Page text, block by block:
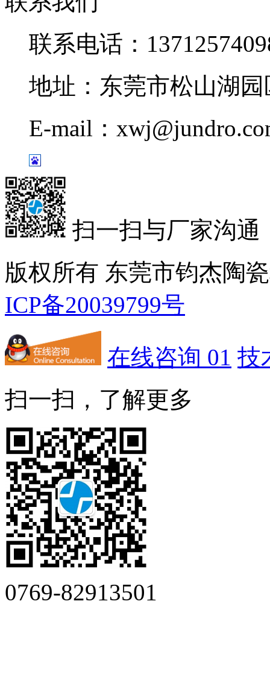
联系电话：
地址：东莞市松山湖
E-mail：
扫一扫与厂家沟通
版权所有 东莞市钧杰
ICP备20039799号
在线咨询 01 技
扫一扫，了解更多
0769-82913501